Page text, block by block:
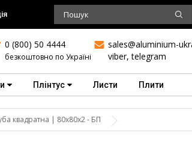
0 (800) 50 4444
безкоштовно по Україні
sales@aluminium-
viber,telegram
Плінтус Листи Плити
квадратна | 80х80х2 - БП